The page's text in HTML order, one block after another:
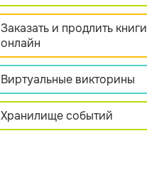
Заказать и продлить книги
онлайн
Виртуальные викторины
Хранилище событий